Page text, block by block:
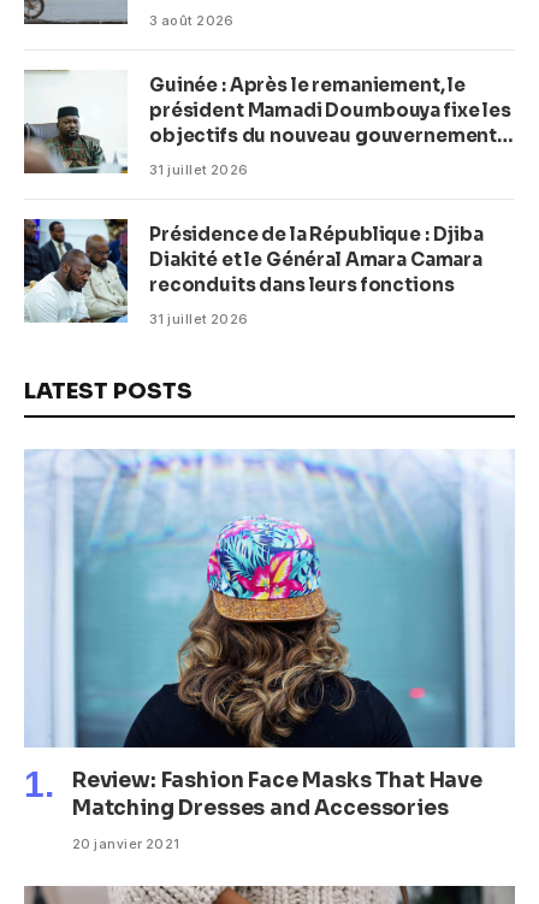
3 août 2026
Guinée : Après le remaniement, le
président Mamadi Doumbouya fixe les
objectifs du nouveau gouvernement
(CM)
31 juillet 2026
Présidence de la République : Djiba
Diakité et le Général Amara Camara
reconduits dans leurs fonctions
31 juillet 2026
LATEST POSTS
Review: Fashion Face Masks That Have
Matching Dresses and Accessories
20 janvier 2021